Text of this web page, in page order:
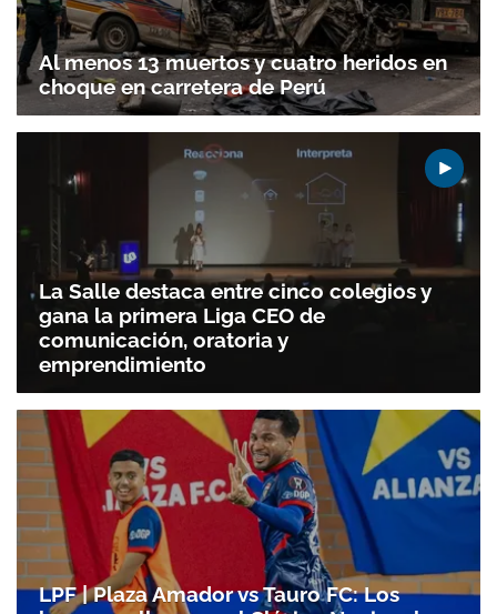
Al menos 13 muertos y cuatro heridos en
choque en carretera de Perú
La Salle destaca entre cinco colegios y
gana la primera Liga CEO de
comunicación, oratoria y
emprendimiento
LPF | Plaza Amador vs Tauro FC: Los